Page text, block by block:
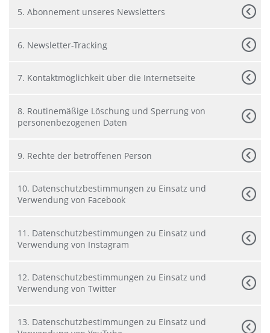
5. Abonnement unseres Newsletters
6. Newsletter-Tracking
7. Kontaktmöglichkeit über die Internetseite
8. Routinemäßige Löschung und Sperrung von
personenbezogenen Daten
9. Rechte der betroffenen Person
10. Datenschutzbestimmungen zu Einsatz und
Verwendung von Facebook
11. Datenschutzbestimmungen zu Einsatz und
Verwendung von Instagram
12. Datenschutzbestimmungen zu Einsatz und
Verwendung von Twitter
13. Datenschutzbestimmungen zu Einsatz und